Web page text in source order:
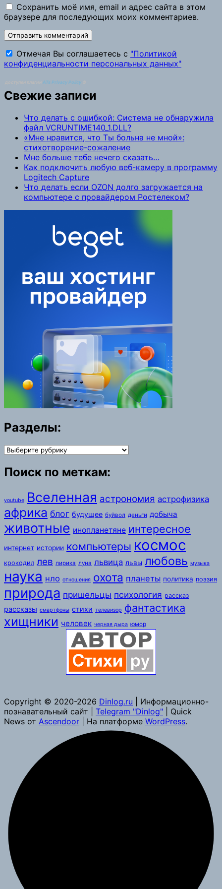
Сохранить моё имя, email и адрес сайта в этом
браузере для последующих моих комментариев.
Отмечая Вы соглашаетесь с "Политикой
конфиденциальности персональных данных"
ATs Privacy Policy
Свежие записи
Что делать с ошибкой: Система не обнаружила
файл VCRUNTIME140_1.DLL?
«Мне нравится, что Ты больна не мной»:
стихотворение-сожаление
Мне больше тебе нечего сказать…
Как подключить любую веб-камеру в программу
Logitech Capture
Что делать если OZON долго загружается на
компьютере с провайдером Ростелеком?
Разделы:
Разделы:
Поиск по меткам:
youtube Вселенная астрономия астрофизика
африка блог будущее буйвол деньги добыча
животные инопланетяне интересное
интернет истории компьютеры космос
крокодил лев лирика луна львица львы любовь музыка
наука нло отношения охота планеты политика поэзия
природа пришельцы психология рассказ
рассказы смартфоны стихи телевизор фантастика
хищники человек черная дыра юмор
Copyright © 2020-2026 Dinlog.ru | Информационно-
познавательный сайт | Telegram "Dinlog" | Quick
News от Ascendoor | На платформе WordPress.